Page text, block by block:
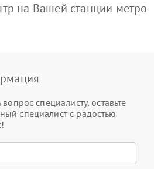
на Вашей станции метро
специалисту, оставьте
специалист с радостью